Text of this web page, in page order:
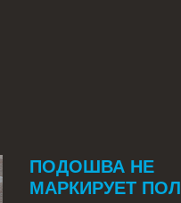
ПОДОШВА НЕ
МАРКИРУЕТ ПОЛ